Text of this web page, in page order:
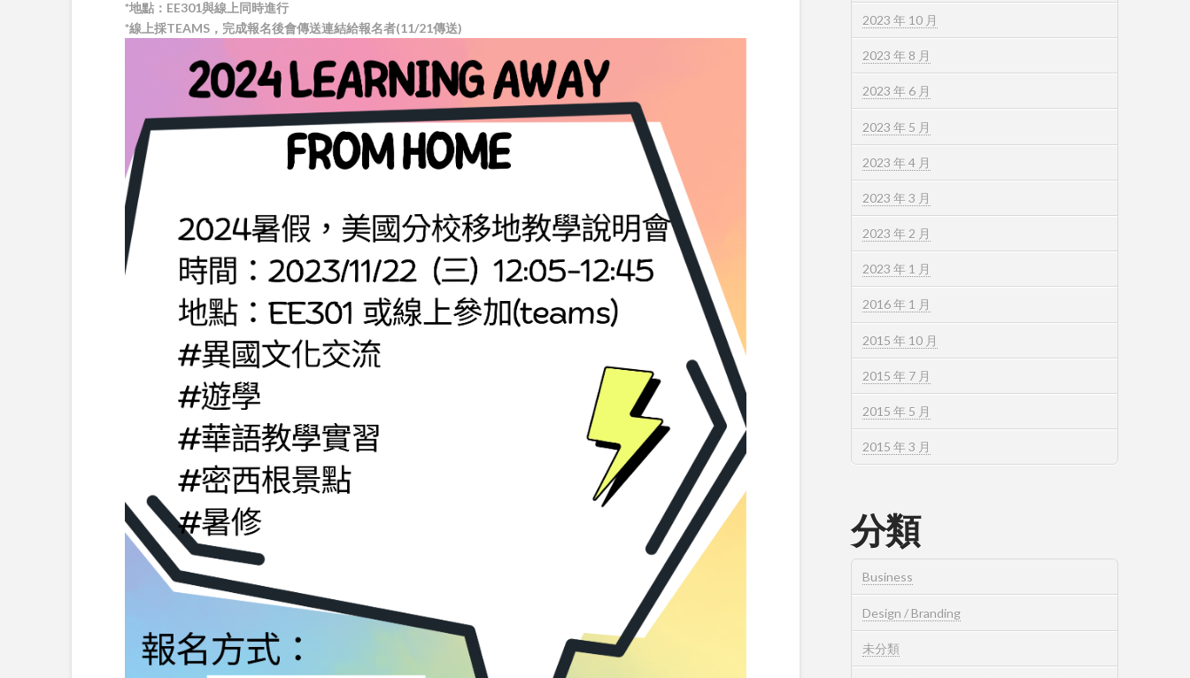
*地點：EE301與線上同時進行
*線上採TEAMS，完成報名後會傳送連結給報名者(11/21傳送)
2023 年 10 月
2023 年 8 月
2023 年 6 月
2023 年 5 月
2023 年 4 月
2023 年 3 月
2023 年 2 月
2023 年 1 月
2016 年 1 月
2015 年 10 月
2015 年 7 月
2015 年 5 月
2015 年 3 月
分類
Business
Design / Branding
未分類